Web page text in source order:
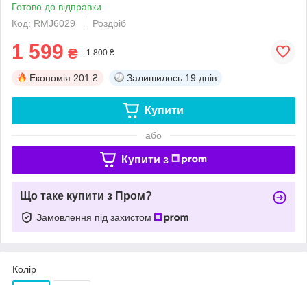
Готово до відправки
Код: RMJ6029
Роздріб
1 599 ₴ 1 800 ₴
Економія 201 ₴ Залишилось 19 днів
Купити
або
Купити з
Що таке купити з Пром?
Замовлення під захистом
Колір